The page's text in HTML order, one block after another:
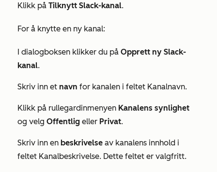
Klikk på Tilknytt Slack-kanal.
For å knytte en ny kanal:
I dialogboksen klikker du på Opprett ny Slack-
kanal.
Skriv inn et navn for kanalen i feltet Kanalnavn.
Klikk på rullegardinmenyen Kanalens synlighet
og velg Offentlig eller Privat.
Skriv inn en beskrivelse av kanalens innhold i
feltet Kanalbeskrivelse. Dette feltet er valgfritt.